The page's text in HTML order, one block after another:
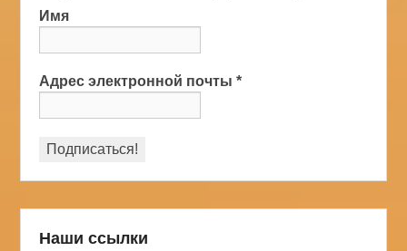
Имя
Адрес электронной почты*
Наши ссылки